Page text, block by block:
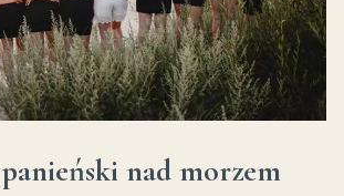
nad morzem